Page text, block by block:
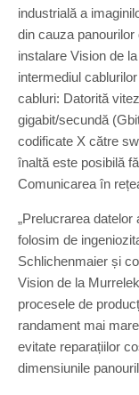
d
i
n
s
t
l
a
r
e
i
i
o
n
l
a
M
industrială a
din cauza
instalare Vision de
intermediul
cabluri: Datorită
gigabit/secundă
codificate X către
înaltă este posibilă
Comunicarea în
„Prelucrarea datelor
folosim de
Schlichenmaier și
Vision de la
procesele de
randament mai
evitate reparațiilor
dimensiunile